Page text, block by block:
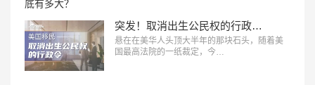
突发！取消出生公民权的行政令，被美最高法院叫停！
悬在在美华人头顶大半年的那块石头，随着美
国最高法院的一纸裁定，今…